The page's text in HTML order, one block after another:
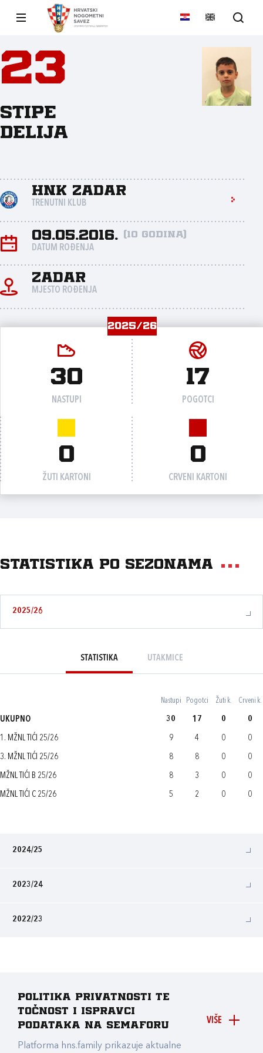
23
Stipe
Delija
HNK Zadar
TRENUTNI KLUB
09.05.2016. (10 godina)
DATUM ROĐENJA
Zadar
MJESTO ROĐENJA
2025/26
30
NASTUPI
17
POGOTCI
0
ŽUTI KARTONI
0
CRVENI KARTONI
Statistika po sezonama
2025/26
STATISTIKA UTAKMICE
Nastupi Pogotci Žuti k. Crveni k.
UKUPNO 30 17 0 0
1. MŽNL TIĆI 25/26 9 4 0 0
3. MŽNL TIĆI 25/26 8 8 0 0
MŽNL TIĆI B 25/26 8 3 0 0
MŽNL TIĆI C 25/26 5 2 0 0
2024/25
2023/24
2022/23
VIŠE
Politika privatnosti te
točnost i ispravci
podataka na Semaforu
Platforma hns.family prikazuje aktualne